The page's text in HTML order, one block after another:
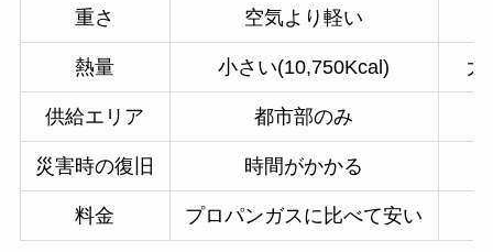
重さ 空気より軽い
熱量 小さい(10,750Kcal) 大
供給エリア 都市部のみ
災害時の復旧 時間がかかる
料金 プロパンガスに比べて安い